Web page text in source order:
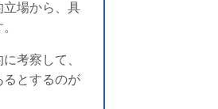
立場から、具
考察して、
るとするのが